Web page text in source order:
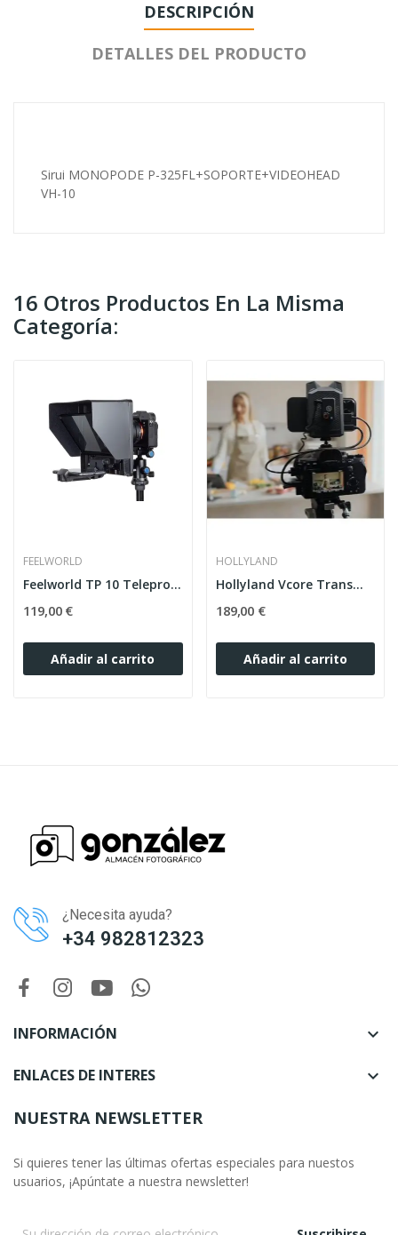
DESCRIPCIÓN
DETALLES DEL PRODUCTO
Sirui MONOPODE P-325FL+SOPORTE+VIDEOHEAD
VH-10
16 Otros Productos En La Misma
Categoría:
FEELWORLD
Feelworld TP 10 Teleprompter portatil
119,00 €
Añadir al carrito
HOLLYLAND
Hollyland Vcore Transmisor Vídeo Inalámbrico
189,00 €
Añadir al carrito
¿Necesita ayuda?
+34 982812323
INFORMACIÓN 
ENLACES DE INTERES

NUESTRA NEWSLETTER
Si quieres tener las últimas ofertas especiales para nuestos
usuarios, ¡Apúntate a nuestra newsletter!